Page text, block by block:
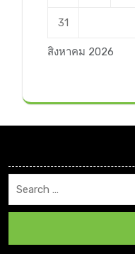
สิงหาคม 2026
31